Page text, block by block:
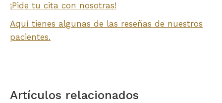
¡Pide tu cita con nosotras!
Aquí tienes algunas de las reseñas de nuestros
pacientes.
Artículos relacionados